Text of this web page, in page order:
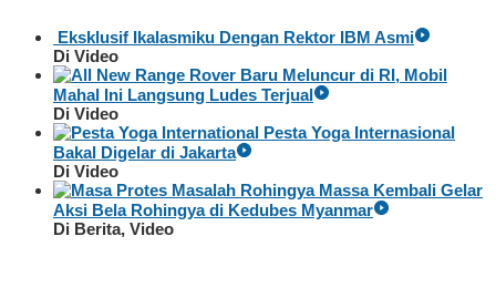
Eksklusif Ikalasmiku Dengan Rektor IBM Asmi
Di Video
Baru Meluncur di RI, Mobil
Mahal Ini Langsung Ludes Terjual
Di Video
Pesta Yoga Internasional
Bakal Digelar di Jakarta
Di Video
Massa Kembali Gelar
Aksi Bela Rohingya di Kedubes Myanmar
Di Berita, Video